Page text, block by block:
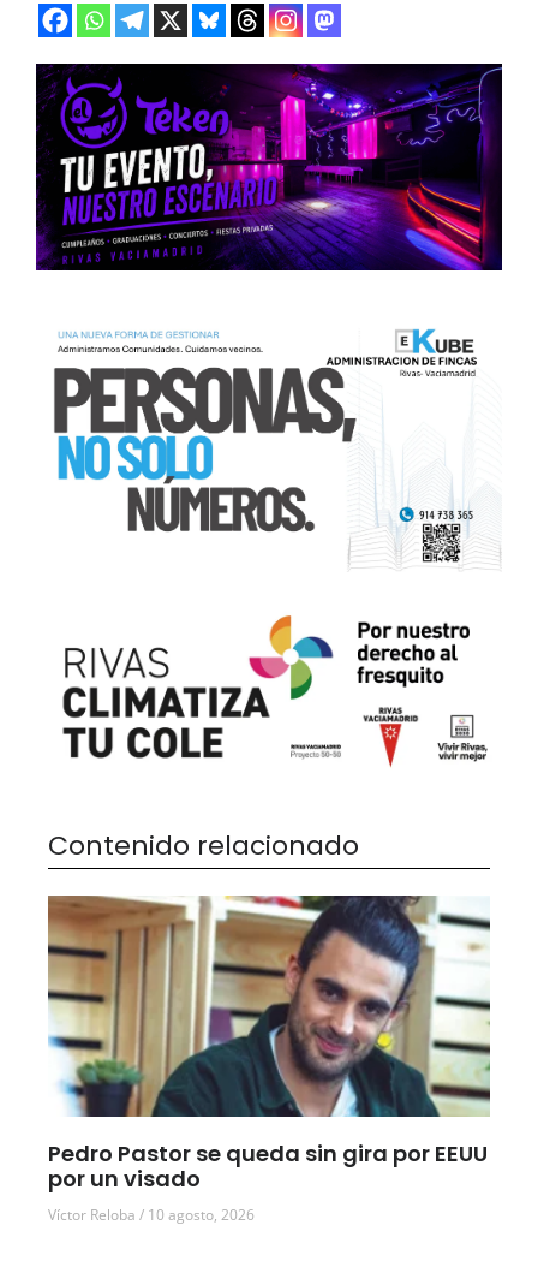
Contenido relacionado
Pedro Pastor se queda sin gira por EEUU
por un visado
Víctor Reloba 10 agosto, 2026